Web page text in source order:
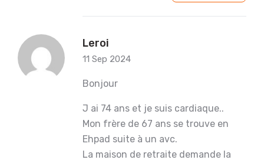
Leroi
11 Sep 2024
Bonjour
J ai 74 ans et je suis cardiaque..
Mon frère de 67 ans se trouve en
Ehpad suite à un avc.
La maison de retraite demande la